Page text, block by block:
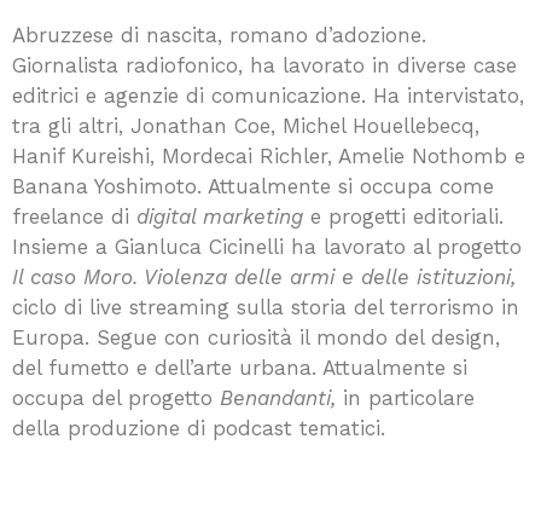
Abruzzese di nascita, romano d’adozione.
Giornalista radiofonico, ha lavorato in diverse case
editrici e agenzie di comunicazione. Ha intervistato,
tra gli altri, Jonathan Coe, Michel Houellebecq,
Hanif Kureishi, Mordecai Richler, Amelie Nothomb e
Banana Yoshimoto. Attualmente si occupa come
freelance di digital marketing e progetti editoriali.
Insieme a Gianluca Cicinelli ha lavorato al progetto
Il caso Moro. Violenza delle armi e delle istituzioni,
ciclo di live streaming sulla storia del terrorismo in
Europa. Segue con curiosità il mondo del design,
del fumetto e dell’arte urbana. Attualmente si
occupa del progetto Benandanti, in particolare
della produzione di podcast tematici.